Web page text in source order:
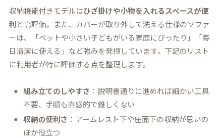
収納機能付きモデルはひざ掛けや小物を入れるスペースが便
利と高評価。また、カバーが取り外して洗える仕様のソファ
ーは、「ペットや小さい子どもがいる家庭にぴったり」「毎
日清潔に使える」など強みを発揮しています。下記のリスト
に利用者が特に評価する点を整理します。
組み立てのしやすさ ：説明書通りに進めれば細かい工具
不要、手順も直感的で難しくない
収納の便利さ ：アームレスト下や座面下の収納が思いの
ほか役立つ